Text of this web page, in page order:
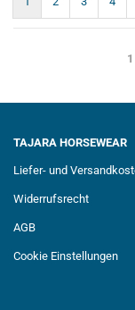
1
TAJARA HORSEWEAR
Liefer- und
Widerrufsrecht
AGB
Cookie Einstellungen